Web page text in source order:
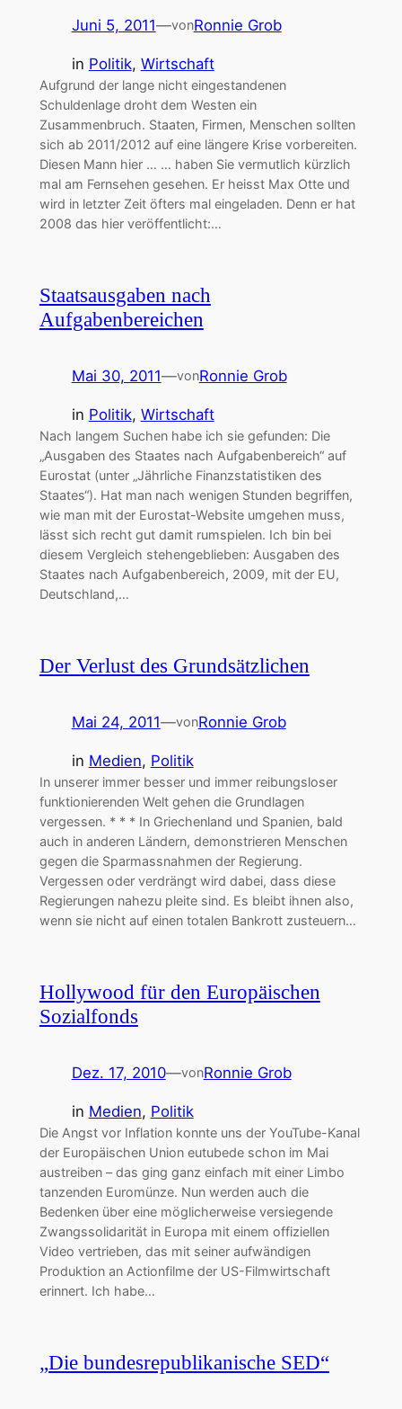
Juni 5, 2011—vonRonnie Grob
in Politik, Wirtschaft
Aufgrund der lange nicht eingestandenen
Schuldenlage droht dem Westen ein
Zusammenbruch. Staaten, Firmen, Menschen sollten
sich ab 2011/2012 auf eine längere Krise vorbereiten.
Diesen Mann hier … … haben Sie vermutlich kürzlich
mal am Fernsehen gesehen. Er heisst Max Otte und
wird in letzter Zeit öfters mal eingeladen. Denn er hat
2008 das hier veröffentlicht:…
Staatsausgaben nach
Aufgabenbereichen
Mai 30, 2011—vonRonnie Grob
in Politik, Wirtschaft
Nach langem Suchen habe ich sie gefunden: Die
„Ausgaben des Staates nach Aufgabenbereich“ auf
Eurostat (unter „Jährliche Finanzstatistiken des
Staates“). Hat man nach wenigen Stunden begriffen,
wie man mit der Eurostat-Website umgehen muss,
lässt sich recht gut damit rumspielen. Ich bin bei
diesem Vergleich stehengeblieben: Ausgaben des
Staates nach Aufgabenbereich, 2009, mit der EU,
Deutschland,…
Der Verlust des Grundsätzlichen
Mai 24, 2011—vonRonnie Grob
in Medien, Politik
In unserer immer besser und immer reibungsloser
funktionierenden Welt gehen die Grundlagen
vergessen. * * * In Griechenland und Spanien, bald
auch in anderen Ländern, demonstrieren Menschen
gegen die Sparmassnahmen der Regierung.
Vergessen oder verdrängt wird dabei, dass diese
Regierungen nahezu pleite sind. Es bleibt ihnen also,
wenn sie nicht auf einen totalen Bankrott zusteuern…
Hollywood für den Europäischen
Sozialfonds
Dez. 17, 2010—vonRonnie Grob
in Medien, Politik
Die Angst vor Inflation konnte uns der YouTube-Kanal
der Europäischen Union eutubede schon im Mai
austreiben – das ging ganz einfach mit einer Limbo
tanzenden Euromünze. Nun werden auch die
Bedenken über eine möglicherweise versiegende
Zwangssolidarität in Europa mit einem offiziellen
Video vertrieben, das mit seiner aufwändigen
Produktion an Actionfilme der US-Filmwirtschaft
erinnert. Ich habe…
„Die bundesrepublikanische SED“